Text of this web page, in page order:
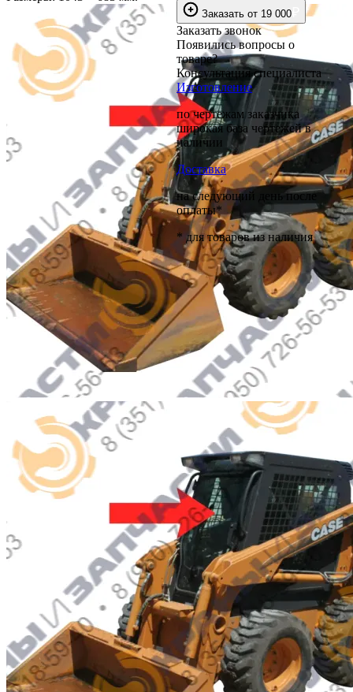
Заказать от 19 000
Заказать звонок
Появились вопросы о
товаре?
Консультация специалиста
Изготовление
по чертежам заказчика
широкая база чертежей в
наличии
Доставка
на следующий день после
оплаты*
* для товаров из наличия